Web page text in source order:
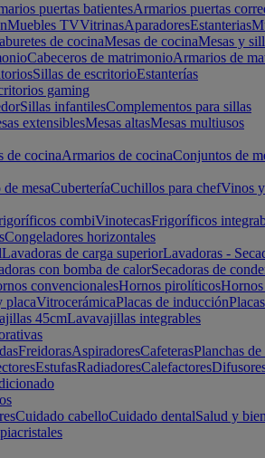
puertas batientesArmarios puertas
Muebles TVVitrinasAparadoresEstanterias
de cocinaMesas de cocinaMesas y
Cabeceros de matrimonioArmarios de
Sillas de escritorioEstanterías
gaming
Sillas infantilesComplementos para sillas
extensiblesMesas altasMesas multiusos
de cocinaArmarios de cocinaConjuntos de
mesaCuberteríaCuchillos para chefVinos
combiVinotecasFrigoríficos
Congeladores horizontales
Lavadoras de carga superiorLavadoras -
con bomba de calorSecadoras de
convencionalesHornos pirolíticos
placaVitrocerámicaPlacas de inducción
45cmLavavajillas integrables
FreidorasAspiradoresCafeterasPlanchas de
EstufasRadiadoresCalefactores
Cuidado cabelloCuidado dentalSalud y